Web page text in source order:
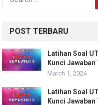
for:
POST TERBARU
Latihan Soal
Kunci Jawaban
March 1, 2024
Latihan Soal
Kunci Jawaban